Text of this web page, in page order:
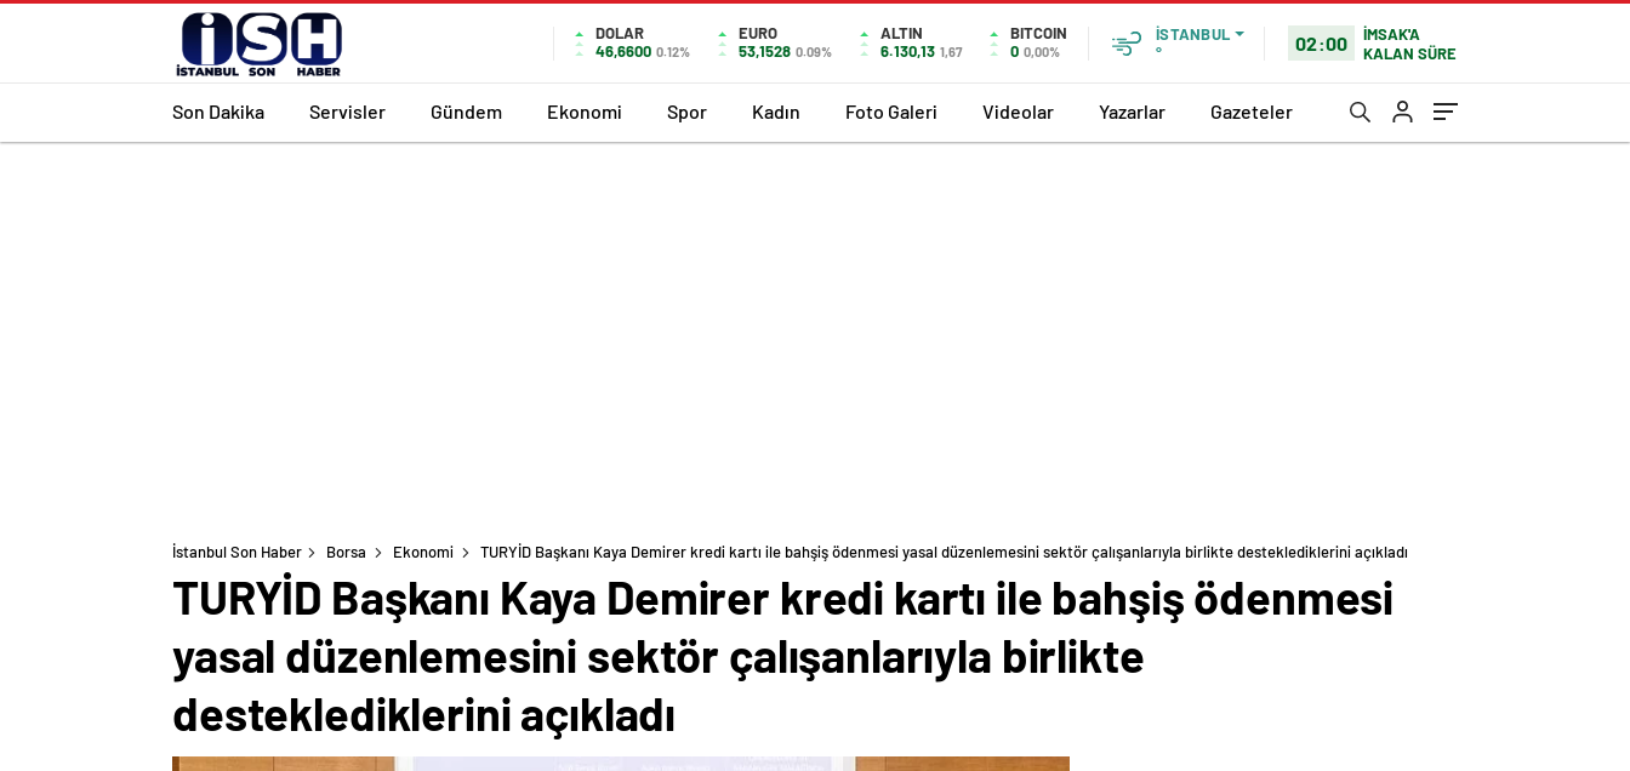
DOLAR
46,6600 0.12%
EURO
53,1528 0.09%
ALTIN
6.130,13 1,67
BITCOIN
0 0,00%
İSTANBUL
°
02:00
İMSAK'A
KALAN SÜRE
Son Dakika Servisler Gündem Ekonomi Spor Kadın Foto Galeri Videolar Yazarlar Gazeteler
İstanbul Son Haber Borsa Ekonomi TURYİD Başkanı Kaya Demirer kredi kartı ile bahşiş ödenmesi yasal düzenlemesini sektör çalışanlarıyla birlikte desteklediklerini açıkladı
TURYİD Başkanı Kaya Demirer kredi kartı ile bahşiş ödenmesi
yasal düzenlemesini sektör çalışanlarıyla birlikte
desteklediklerini açıkladı